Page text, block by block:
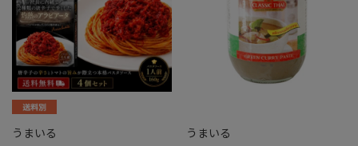
うまいる うまいる